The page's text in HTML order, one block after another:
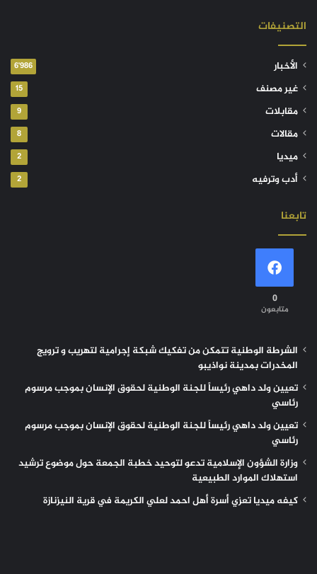
التصنيفات
الأخبار 6٬986
غير مصنف 15
مقابلات 9
مقالات 8
ميديا 2
أدب وترفيه 2
تابعنا
0
متابعون
الشرطة الوطنية تتمكن من تفكيك شبكة إجرامية لتهريب و ترويج
المخدرات بمدينة نواذيبو
تعيين ولد داهي رئيساً للجنة الوطنية لحقوق الإنسان بموجب مرسوم
رئاسي
تعيين ولد داهي رئيساً للجنة الوطنية لحقوق الإنسان بموجب مرسوم
رئاسي
وزارة الشؤون الإسلامية تدعو لتوحيد خطبة الجمعة حول موضوع ترشيد
استهلاك الموارد الطبيعية
كيفه ميديا تعزي أسرة أهل احمد لعلي الكريمة في قرية النيزنازة